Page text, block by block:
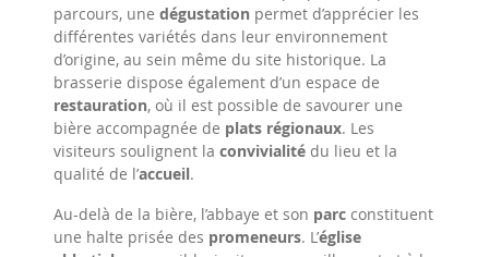
parcours, une dégustation permet d’apprécier les
différentes variétés dans leur environnement
d’origine, au sein même du site historique. La
brasserie dispose également d’un espace de
restauration, où il est possible de savourer une
bière accompagnée de plats régionaux. Les
visiteurs soulignent la convivialité du lieu et la
qualité de l’accueil.
Au-delà de la bière, l’abbaye et son parc constituent
une halte prisée des promeneurs. L’église